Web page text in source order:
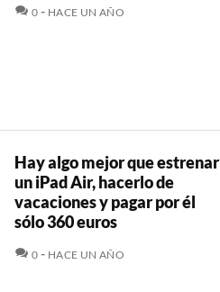
0 COMENTARIOS
HACE UN AÑO
Hay algo mejor que estrenar
un iPad Air, hacerlo de
vacaciones y pagar por él
sólo 360 euros
0 COMENTARIOS
HACE UN AÑO